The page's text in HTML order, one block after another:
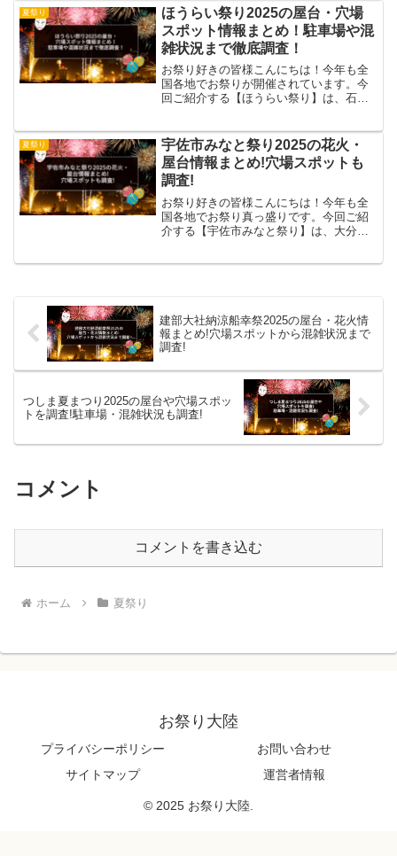
予定です😇#阿波おどり#阿波踊り#いけだ
阿波...
夏祭り
ほうらい祭り2025の屋台・穴場
スポット情報まとめ！駐車場や混
雑状況まで徹底調査！
お祭り好きの皆様こんにちは！今年も全
国各地でお祭りが開催されています。今
回ご紹介する【ほうらい祭り】は、石川
れる伝統的な祭りです。金劍宮の秋季例
大祭、ほうらい祭りに行っ...
夏祭り
宇佐市みなと祭り2025の花火・
屋台情報まとめ!穴場スポットも
調査!
お祭り好きの皆様こんにちは！今年も全
国各地でお祭り真っ盛りです。今回ご紹
介する【宇佐市みなと祭り】は、大分県
建部大社納涼船幸祭2025の屋台・花火情
報まとめ!穴場スポットから混雑状況まで
調査!
つしま夏まつり2025の屋台や穴場スポッ
トを調査!駐車場・混雑状況も調査!
コメント
コメントを書き込む
ホーム 夏祭り
お祭り大陸
プライバシーポリシー
お問い合わせ
サイトマップ
運営者情報
© 2025 お祭り大陸.